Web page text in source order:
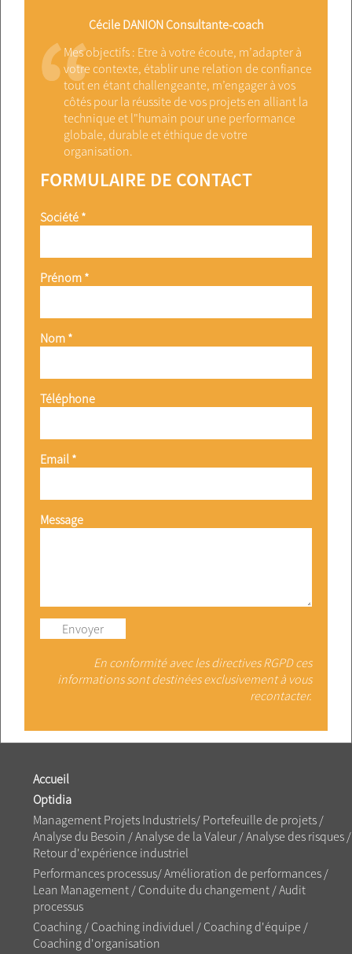
Cécile DANION Consultante-coach
Mes objectifs : Etre à votre écoute, m’adapter à
votre contexte, établir une relation de confiance
tout en étant challengeante, m’engager à vos
côtés pour la réussite de vos projets en alliant la
technique et l"humain pour une performance
globale, durable et éthique de votre
organisation.
FORMULAIRE DE CONTACT
Société *
Prénom *
Nom *
Téléphone
Email *
Message
En conformité avec les directives RGPD ces
informations sont destinées exclusivement à vous
recontacter.
Accueil
Optidia
Management Projets Industriels/ Portefeuille de projets /
Analyse du Besoin /Analyse de la Valeur /Analyse des risques /
Retour d'expérience industriel
Performances processus/Amélioration de performances /
Lean Management / Conduite du changement /Audit
processus
Coaching / Coaching individuel / Coaching d'équipe /
Coaching d'organisation